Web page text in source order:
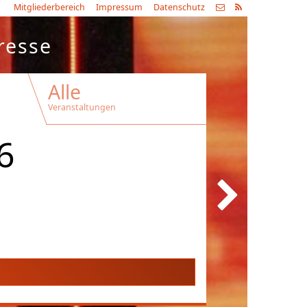
Mitgliederbereich Impressum Datenschutz
Alle
Veranstaltungen